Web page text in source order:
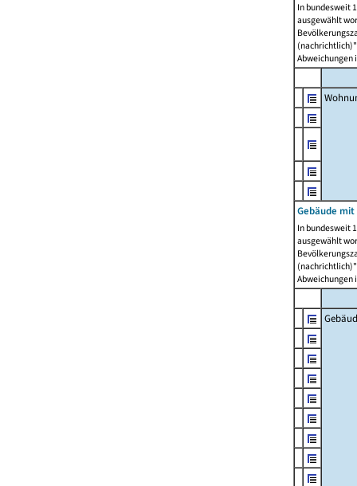
In bundesweit
ausgewählt
Abweichungen
Gebäude
In bundesweit
ausgewählt
Abweichungen